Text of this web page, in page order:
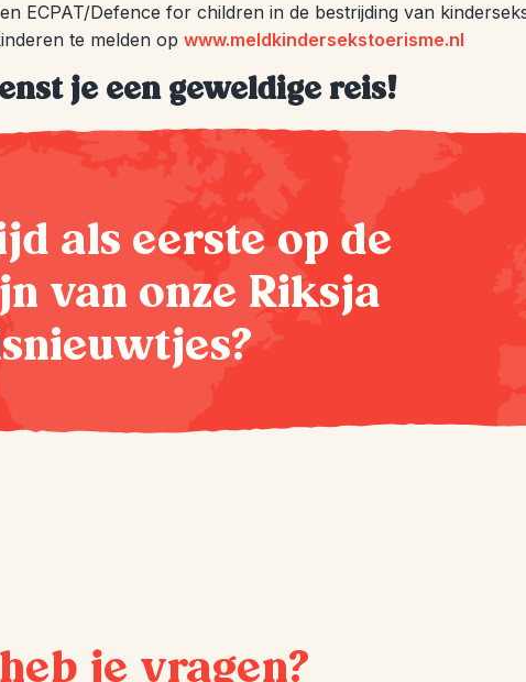
ECPAT/Defence for children in de bestrijding van
te melden op www.meldkindersekstoerisme.nl
je een geweldige reis!
als eerste op de
van onze Riksja
je vragen?